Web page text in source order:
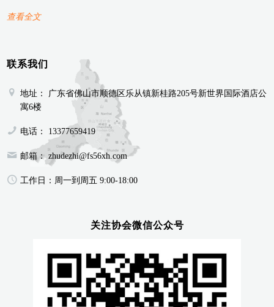
查看全文
联系我们
地址：
广东省佛山市顺德区乐从镇新桂路205号新世界国际酒店公
寓6楼
电话： 13377659419
邮箱：zhudezhi@fs56xh.com
工作日： 周一到周五 9:00-18:00
关注协会微信公众号